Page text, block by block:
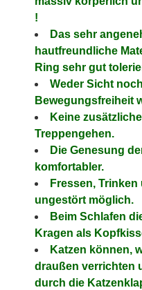
!
Das sehr
hautfreundliche
Ring sehr gut
Weder Sicht
Bewegungsfreiheit
Keine
Treppengehen.
Die Genesung
komfortabler.
Fressen,
ungestört möglich.
Beim Schlafen
Kragen als
Katzen können,
draußen verrichten
durch die